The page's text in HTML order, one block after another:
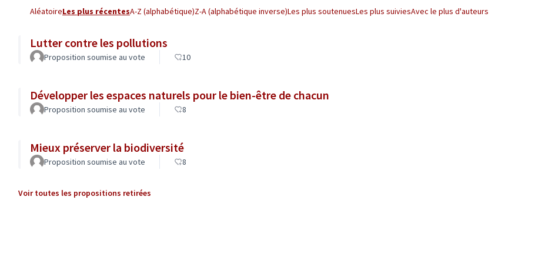
AléatoireLes plus récentesA-Z (alphabétique)Z-A (alphabétique inverse)Les plus soutenuesLes plus suiviesAvec le plus d'auteurs
Lutter contre les pollutions
Proposition soumise au vote 10
Développer les espaces naturels pour le bien-être de chacun
Proposition soumise au vote 8
Mieux préserver la biodiversité
Proposition soumise au vote 8
Voir toutes les propositions retirées